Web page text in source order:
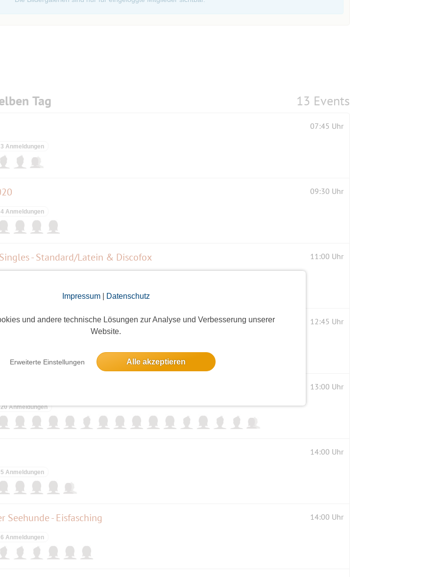
Impressum| Datenschutz
und andere technische Lösungen zur Analyse und Verbesserung unserer
Website.
Erweiterte Einstellungen Alle akzeptieren
Tag 13 Events
07:45 Uhr
3 Anmeldungen
09:30 Uhr
4 Anmeldungen
- Standard/Latein & Discofox 11:00 Uhr
Tanzkurs A2 (Anfänger mir sicheren Vorkenntnissen) für Singles - Standard/Latein & Discofox 12:45 Uhr
China Restaurant Golden Teegarten 13:00 Uhr
20 Anmeldungen
14:00 Uhr
5 Anmeldungen
- Eisfasching 14:00 Uhr
6 Anmeldungen